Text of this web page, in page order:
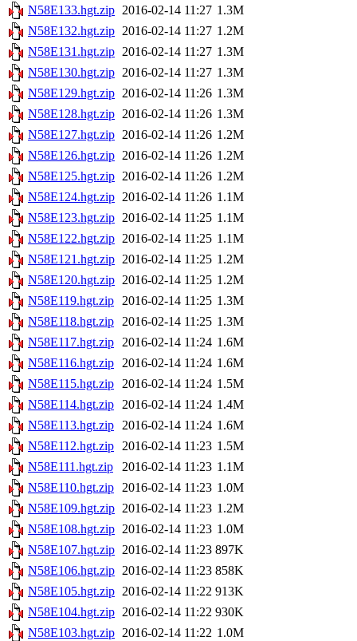
N58E133.hgt.zip 2016-02-14 11:27 1.3M
N58E132.hgt.zip 2016-02-14 11:27 1.2M
N58E131.hgt.zip 2016-02-14 11:27 1.3M
N58E130.hgt.zip 2016-02-14 11:27 1.3M
N58E129.hgt.zip 2016-02-14 11:26 1.3M
N58E128.hgt.zip 2016-02-14 11:26 1.3M
N58E127.hgt.zip 2016-02-14 11:26 1.2M
N58E126.hgt.zip 2016-02-14 11:26 1.2M
N58E125.hgt.zip 2016-02-14 11:26 1.2M
N58E124.hgt.zip 2016-02-14 11:26 1.1M
N58E123.hgt.zip 2016-02-14 11:25 1.1M
N58E122.hgt.zip 2016-02-14 11:25 1.1M
N58E121.hgt.zip 2016-02-14 11:25 1.2M
N58E120.hgt.zip 2016-02-14 11:25 1.2M
N58E119.hgt.zip 2016-02-14 11:25 1.3M
N58E118.hgt.zip 2016-02-14 11:25 1.3M
N58E117.hgt.zip 2016-02-14 11:24 1.6M
N58E116.hgt.zip 2016-02-14 11:24 1.6M
N58E115.hgt.zip 2016-02-14 11:24 1.5M
N58E114.hgt.zip 2016-02-14 11:24 1.4M
N58E113.hgt.zip 2016-02-14 11:24 1.6M
N58E112.hgt.zip 2016-02-14 11:23 1.5M
N58E111.hgt.zip
2016-02-14 11:23 1.1M
N58E110.hgt.zip 2016-02-14 11:23 1.0M
N58E109.hgt.zip 2016-02-14 11:23 1.2M
N58E108.hgt.zip 2016-02-14 11:23 1.0M
N58E107.hgt.zip 2016-02-14 11:23 897K
N58E106.hgt.zip 2016-02-14 11:23 858K
N58E105.hgt.zip 2016-02-14 11:22 913K
N58E104.hgt.zip 2016-02-14 11:22 930K
N58E103.hgt.zip 2016-02-14 11:22 1.0M